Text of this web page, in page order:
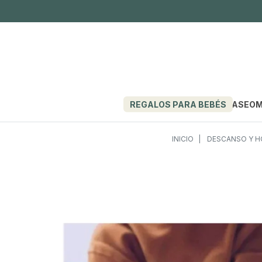
REGALOS PARA BEBÉS PASEO
INICIO DESCANSO Y